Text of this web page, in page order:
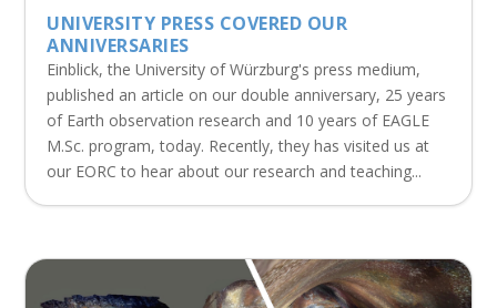
UNIVERSITY PRESS COVERED OUR
ANNIVERSARIES
Einblick, the University of Würzburg's press medium,
published an article on our double anniversary, 25 years
of Earth observation research and 10 years of EAGLE
M.Sc. program, today. Recently, they has visited us at
our EORC to hear about our research and teaching...